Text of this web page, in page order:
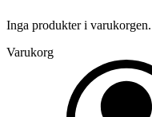
Inga produkter i varukorgen.
Varukorg